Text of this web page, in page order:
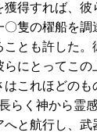
得すれば、
隻の櫂船を
とも許した
にとってこ
これほどのも
らく神から霊
と航行し、